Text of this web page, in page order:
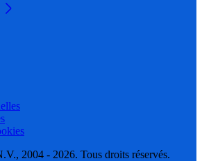
2004 - 2026. Tous droits réservés.